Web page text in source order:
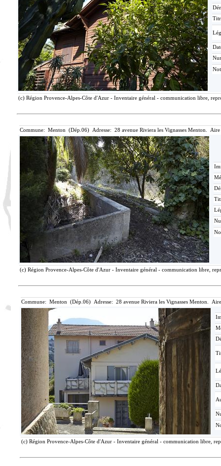
(c) Région Provence-Alpes-Côte d'Azur - Inventaire général - communication libre,
Commune: Menton (Dép.06) Adresse: 28 avenue Riviera les Vignasses Menton.
(c) Région Provence-Alpes-Côte d'Azur - Inventaire général - communication libre,
Commune: Menton (Dép.06) Adresse: 28 avenue Riviera les Vignasses Menton.
(c) Région Provence-Alpes-Côte d'Azur - Inventaire général - communication libre,